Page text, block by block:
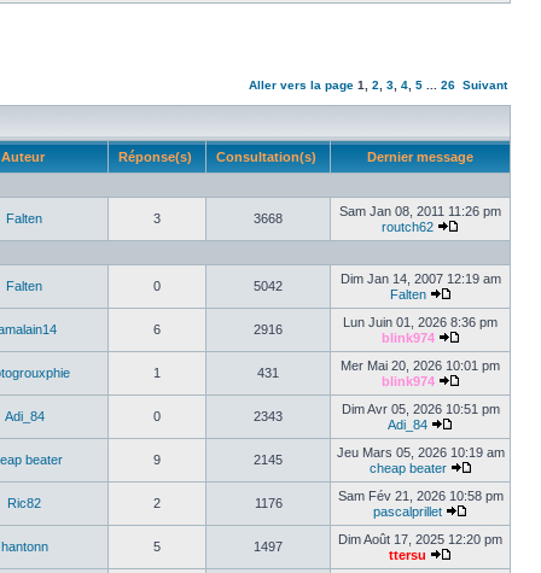
Aller vers la page 1 2 3 4 5 26 Suivant
Auteur Réponse(s) Consultation(s) Dernier message
Falten 3 3668
Sam Jan 08, 2011 11:26 pm
routch62
Falten 0 5042
Dim Jan 14, 2007 12:19 am
Falten
6 2916
Lun Juin 01, 2026 8:36 pm
blink974
1 431
Mer Mai 20, 2026 10:01 pm
blink974
Adi_84 0 2343
Dim Avr 05, 2026 10:51 pm
Adi_84
beater 9 2145
Jeu Mars 05, 2026 10:19 am
cheap beater
Ric82 2 1176
Sam Fév 21, 2026 10:58 pm
pascalprillet
hantonn 5 1497
Dim Août 17, 2025 12:20 pm
ttersu